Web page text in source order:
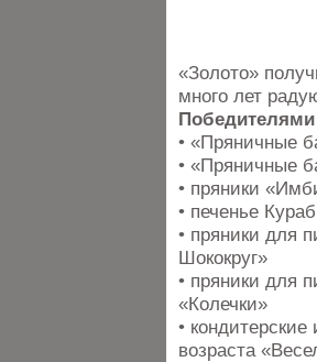
«Золото»
много лет
• «Пряничные
• «Пряничные
• пряники
• печенье
• пряники для
Шококруг»
• пряники для
«Колечки»
•
возраста